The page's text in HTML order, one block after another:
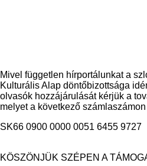
Mivel független hírportálunkat a
Kulturális Alap döntőbizottsága
olvasók hozzájárulását kérjük a
melyet a következő
SK66 0900 0000 0051 6455 9727
KÖSZÖNJÜK SZÉPEN A